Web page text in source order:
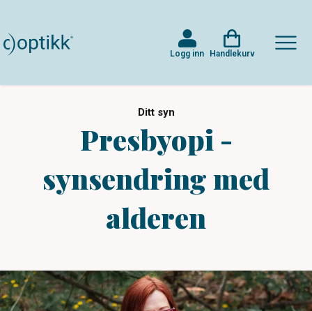
Logg inn Handlekurv
Ditt syn
Presbyopi -
synsendring med
alderen